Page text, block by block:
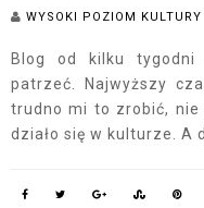
WYSOKI POZIOM KULTURY
Blog od kilku
patrzeć. Najwyższy
trudno mi to zrobić, nie
działo się w kulturze. A